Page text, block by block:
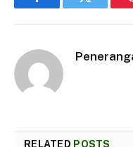
FacebookTwitter
RELATED POSTS